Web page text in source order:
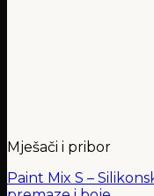
Mješači i pribor
Paint Mix S –